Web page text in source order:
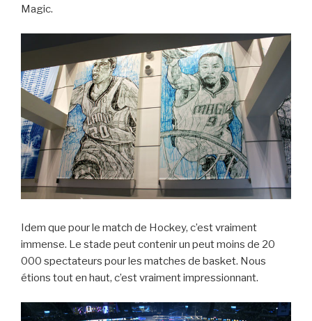
Magic.
Idem que pour le match de Hockey, c’est vraiment
immense. Le stade peut contenir un peut moins de 20
000 spectateurs pour les matches de basket. Nous
étions tout en haut, c’est vraiment impressionnant.